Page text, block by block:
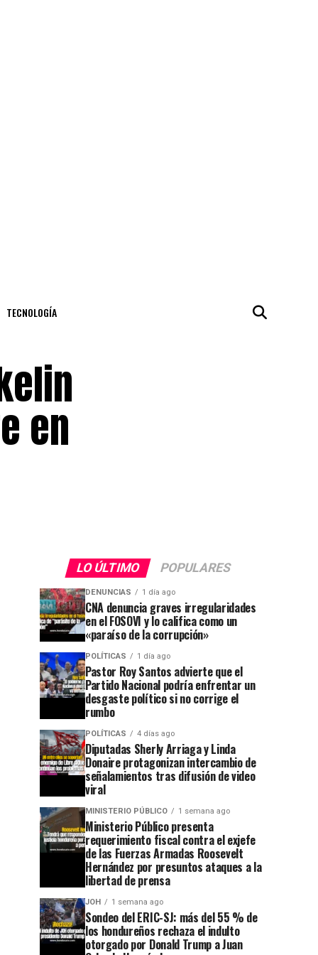
TECNOLOGÍA
en
LO ÚLTIMO POPULARES
DENUNCIAS 1 día ago
CNA denuncia graves irregularidades
en el FOSOVI y lo califica como un
«paraíso de la corrupción»
POLÍTICAS 1 día ago
Pastor Roy Santos advierte que el
Partido Nacional podría enfrentar un
desgaste político si no corrige el
rumbo
POLÍTICAS 4 días ago
Diputadas Sherly Arriaga y Linda
Donaire protagonizan intercambio de
señalamientos tras difusión de video
viral
MINISTERIO PÚBLICO 1 semana ago
Ministerio Público presenta
requerimiento fiscal contra el exjefe
de las Fuerzas Armadas Roosevelt
Hernández por presuntos ataques a la
libertad de prensa
JOH 1 semana ago
Sondeo del ERIC-SJ: más del 55 % de
los hondureños rechaza el indulto
otorgado por Donald Trump a Juan